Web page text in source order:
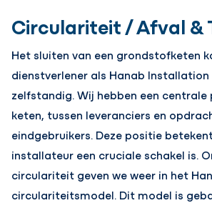
Circulariteit / Afval &
Het sluiten van een grondstofketen
dienstverlener als Hanab
zelfstandig. Wij hebben een centrale
keten, tussen leveranciers en
eindgebruikers. Deze positie
installateur een cruciale schakel is.
circulariteit geven we weer in het
circulariteitsmodel. Dit model is